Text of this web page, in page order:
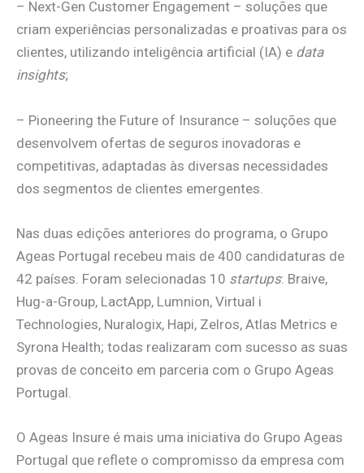
– Next-Gen Customer Engagement – soluções que
criam experiências personalizadas e proativas para os
clientes, utilizando inteligência artificial (IA) e data
insights;
– Pioneering the Future of Insurance – soluções que
desenvolvem ofertas de seguros inovadoras e
competitivas, adaptadas às diversas necessidades
dos segmentos de clientes emergentes.
Nas duas edições anteriores do programa, o Grupo
Ageas Portugal recebeu mais de 400 candidaturas de
42 países. Foram selecionadas 10 startups: Braive,
Hug-a-Group, LactApp, Lumnion, Virtual i
Technologies, Nuralogix, Hapi, Zelros, Atlas Metrics e
Syrona Health; todas realizaram com sucesso as suas
provas de conceito em parceria com o Grupo Ageas
Portugal.
O Ageas Insure é mais uma iniciativa do Grupo Ageas
Portugal que reflete o compromisso da empresa com